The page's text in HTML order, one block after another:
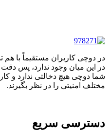
در دوچی کاربران مستقیماً با
در این میان وجود ندارد، پس
شما دوچی هیچ دخالتی ندارد و
مختلف امنیتی را در نظر بگیرند.
دسترسی سریع